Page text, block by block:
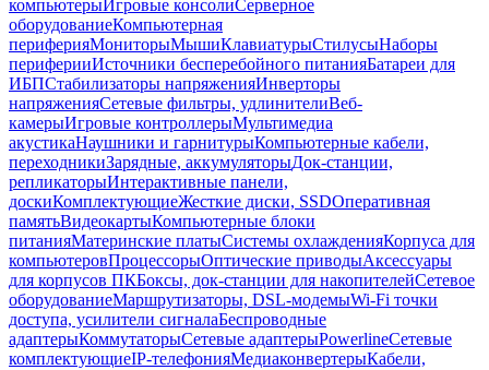
компьютерыИгровые консолиСерверное
оборудованиеКомпьютерная
периферияМониторыМышиКлавиатурыСтилусыНаборы
периферииИсточники бесперебойного питанияБатареи для
ИБПСтабилизаторы напряженияИнверторы
напряженияСетевые фильтры, удлинителиВеб-
камерыИгровые контроллерыМультимедиа
акустикаНаушники и гарнитурыКомпьютерные кабели,
переходникиЗарядные, аккумуляторыДок-станции,
репликаторыИнтерактивные панели,
доскиКомплектующиеЖесткие диски, SSDОперативная
памятьВидеокартыКомпьютерные блоки
питанияМатеринские платыСистемы охлажденияКорпуса для
компьютеровПроцессорыОптические приводыАксессуары
для корпусов ПКБоксы, док-станции для накопителейСетевое
оборудованиеМаршрутизаторы, DSL-модемыWi-Fi точки
доступа, усилители сигналаБеспроводные
адаптерыКоммутаторыСетевые адаптерыPowerlineСетевые
комплектующиеIP-телефонияМедиаконвертерыКабели,